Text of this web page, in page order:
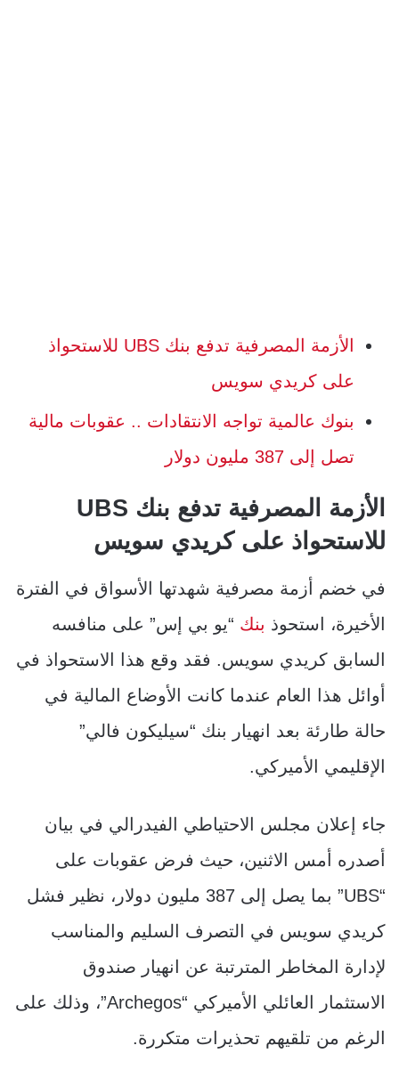
الأزمة المصرفية تدفع بنك UBS للاستحواذ
على كريدي سويس
بنوك عالمية تواجه الانتقادات .. عقوبات مالية
تصل إلى 387 مليون دولار
الأزمة المصرفية تدفع بنك UBS
للاستحواذ على كريدي سويس
في خضم أزمة مصرفية شهدتها الأسواق في الفترة
الأخيرة، استحوذ بنك “يو بي إس” على منافسه
السابق كريدي سويس. فقد وقع هذا الاستحواذ في
أوائل هذا العام عندما كانت الأوضاع المالية في
حالة طارئة بعد انهيار بنك “سيليكون فالي”
الإقليمي الأميركي.
جاء إعلان مجلس الاحتياطي الفيدرالي في بيان
أصدره أمس الاثنين، حيث فرض عقوبات على
“UBS” بما يصل إلى 387 مليون دولار، نظير فشل
كريدي سويس في التصرف السليم والمناسب
لإدارة المخاطر المترتبة عن انهيار صندوق
الاستثمار العائلي الأميركي “Archegos”، وذلك على
الرغم من تلقيهم تحذيرات متكررة.